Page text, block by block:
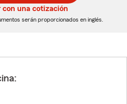
una cotización
serán proporcionados en inglés.